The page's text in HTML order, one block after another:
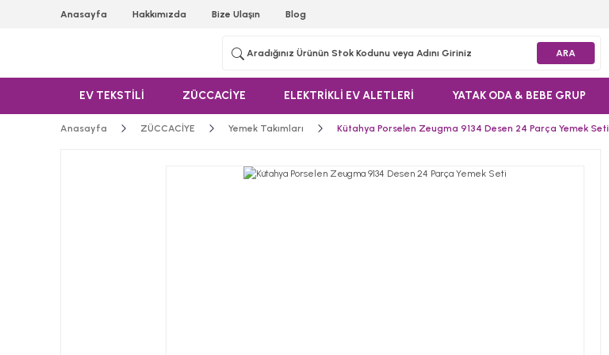
Anasayfa Hakkımızda Bize Ulaşın Blog
ARA
EV TEKSTİLİ ZÜCCACİYE ELEKTRİKLİ EV ALETLERİ YATAK ODA & BEBE GRUP
Anasayfa ZÜCCACİYE Yemek Takımları Kütahya Porselen Zeugma 9134 Desen 24 Parça Yemek Seti